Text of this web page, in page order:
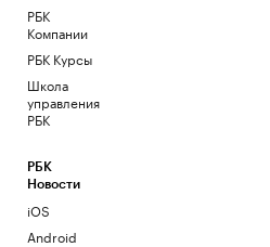
РБК
Компании
РБК Курсы
Школа
управления
РБК
РБК
Новости
iOS
Android